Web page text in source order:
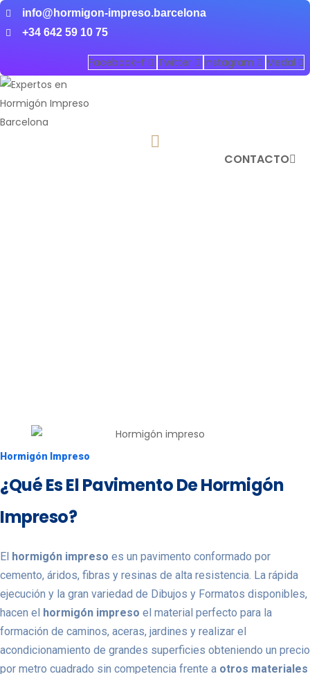
info@hormigon-impreso.barcelona
+34 642 59 10 75
Facebook-f Twitter Instagram Medal
CONTACTO
Hormigón Impreso
¿Qué Es El Pavimento De Hormigón
Impreso?
El hormigón impreso es un pavimento conformado por
cemento, áridos, fibras y resinas de alta resistencia. La rápida
ejecución y la gran variedad de Dibujos y Formatos disponibles,
hacen el hormigón impreso el material perfecto para la
formación de caminos, aceras, jardines y realizar el
acondicionamiento de grandes superficies obteniendo un precio
por metro cuadrado sin competencia frente a otros materiales